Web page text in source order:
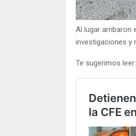
Al lugar arribaron
investigaciones y
Te sugerimos leer: